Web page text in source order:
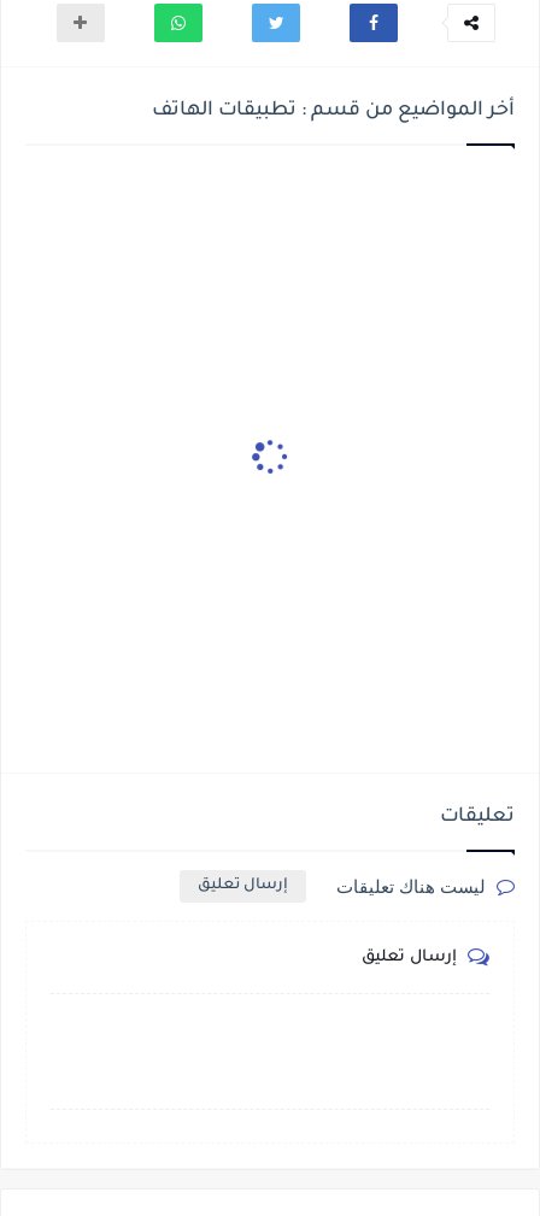
أخر المواضيع من قسم : تطبيقات الهاتف
تعليقات
ليست هناك تعليقات إرسال تعليق
إرسال تعليق